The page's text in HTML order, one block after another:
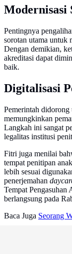
Modernisasi
Pentingnya
sorotan utama untuk
Dengan demikian,
akreditasi dapat
baik.
Digitalisasi
Pemerintah
memungkinkan
Langkah ini sangat
legalitas institusi
Fitri juga menilai
tempat penitipan
lebih sesuai
penerjemahan
Tempat
berlangsung pada
Baca Juga Seorang